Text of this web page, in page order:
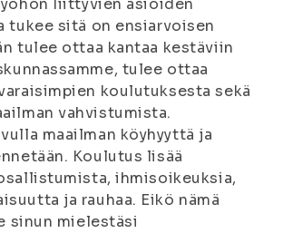
liittyvien asioiden
tukee sitä on ensiarvoisen
tulee ottaa kantaa kestäviin
tulee ottaa
koulutuksesta sekä
vahvistumista.
maailman köyhyyttä ja
Koulutus lisää
ihmisoikeuksia,
ja rauhaa. Eikö nämä
sinun mielestäsi